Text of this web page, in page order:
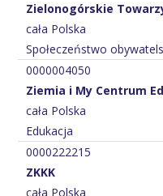
Zielonogórskie
cała Polska
Społeczeństwo
0000004050
Ziemia i My Centrum
cała Polska
Edukacja
0000222215
ZKKK
cała Polska